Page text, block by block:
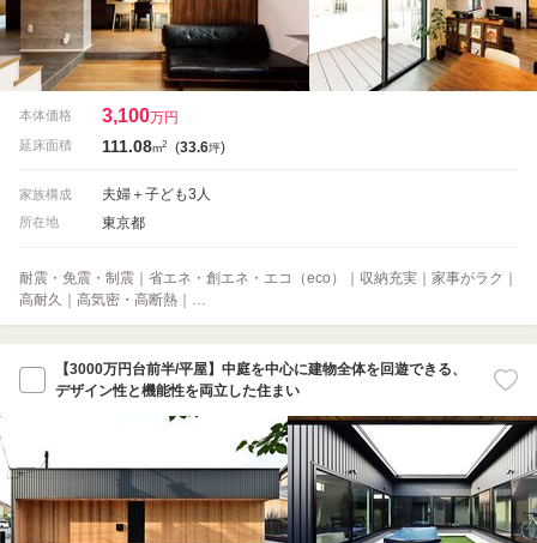
本体価格 3,100万円
延床面積 111.08m2 (33.6坪)
家族構成 夫婦＋子ども3人
所在地 東京都
耐震・免震・制震｜省エネ・創エネ・エコ（eco）｜収納充実｜家事がラク｜
高耐久｜高気密・高断熱｜…
【3000万円台前半/平屋】中庭を中心に建物全体を回遊できる、
デザイン性と機能性を両立した住まい